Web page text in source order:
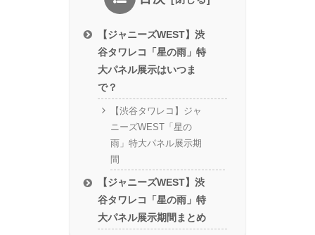
【ジャニーズWEST】渋
谷タワレコ「星の雨」特
大パネル展示はいつま
で？
【渋谷タワレコ】ジャ
ニーズWEST「星の
雨」特大パネル展示期
間
【ジャニーズWEST】渋
谷タワレコ「星の雨」特
大パネル展示期間まとめ